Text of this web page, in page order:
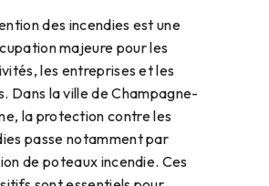
des incendies est une
majeure pour les
les entreprises et les
Dans la ville de Champagne-
la protection contre les
passe notamment par
de poteaux incendie. Ces